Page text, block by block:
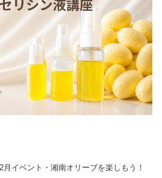
2月イベント・湘南オリーブを楽しもう！